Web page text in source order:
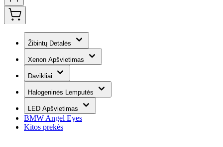
Žibintų Detalės
Xenon Apšvietimas
Davikliai
Halogeninės Lemputės
LED Apšvietimas
BMW Angel Eyes
Kitos prekės